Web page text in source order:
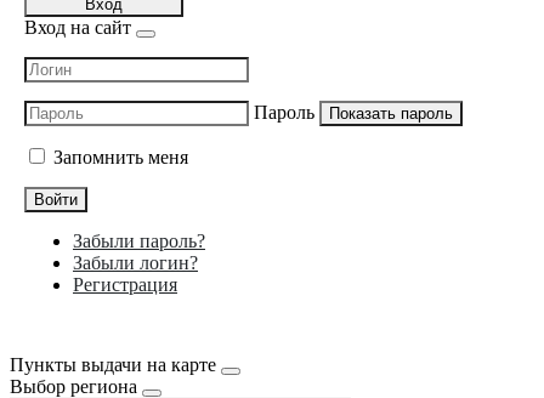
Вход
Вход на сайт
Пароль Показать пароль
Запомнить меня
Войти
Забыли пароль?
Забыли логин?
Регистрация
Пункты выдачи на карте
Выбор региона